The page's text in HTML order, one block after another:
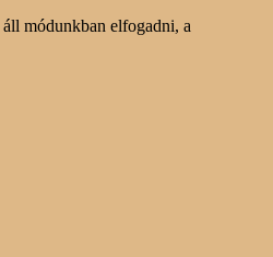
módunkban elfogadni, a